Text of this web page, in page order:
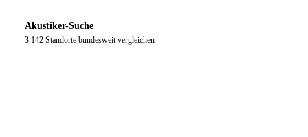
Akustiker-Suche
3.142 Standorte bundesweit vergleichen